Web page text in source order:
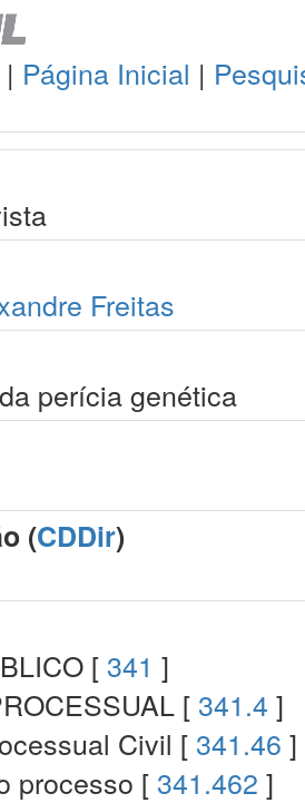
| Página Inicial |
Freitas
perícia genética
(CDDir)
[ 341 ]
[ 341.4 ]
Civil [ 341.46 ]
processo [ 341.462 ]